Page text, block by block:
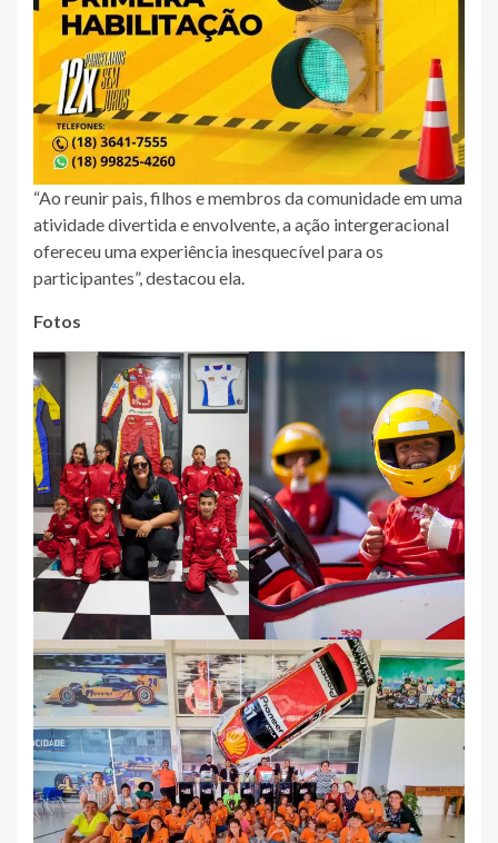
“Ao reunir pais, filhos e membros da comunidade em uma
atividade divertida e envolvente, a ação intergeracional
ofereceu uma experiência inesquecível para os
participantes”, destacou ela.
Fotos